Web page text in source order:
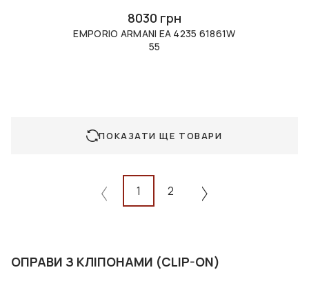
8030 грн
EMPORIO ARMANI EA 4235 61861W
55
ПОКАЗАТИ ЩЕ ТОВАРИ
1 2
ОПРАВИ З КЛІПОНАМИ (CLIP-ON)